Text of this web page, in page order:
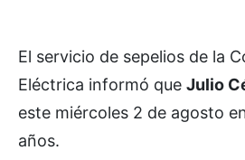
El servicio de sepelios de la
Eléctrica informó que Julio
este miércoles 2 de agosto
años.